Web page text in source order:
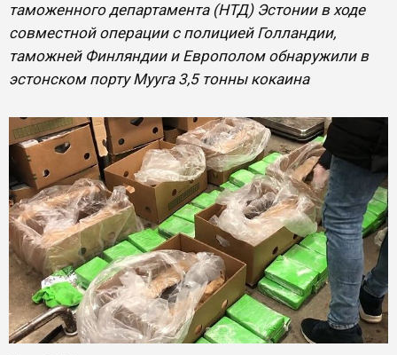
таможенного департамента (НТД) Эстонии в ходе
совместной операции с полицией Голландии,
таможней Финляндии и Европолом обнаружили в
эстонском порту Мууга 3,5 тонны кокаина